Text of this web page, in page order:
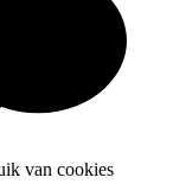
van cookies